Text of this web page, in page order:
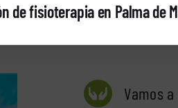
de fisioterapia en Palma de
Vamos